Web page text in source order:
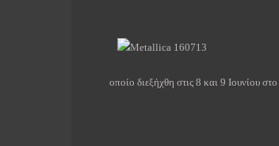
οποίο διεξήχθη στις 8 και 9 Ιουνίου στο